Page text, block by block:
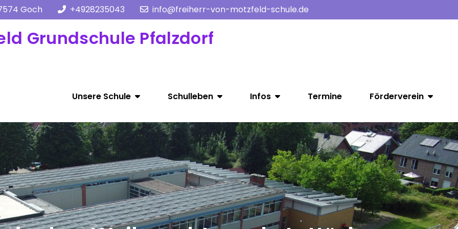
Goch +4928235043 info@freiherr-von-motzfeld-schule.de
Grundschule Pfalzdorf
Unsere Schule Schulleben Infos Termine Förderverein